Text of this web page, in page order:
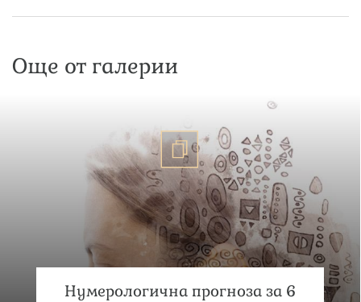
Още от галерии
Нумерологична прогноза за 6